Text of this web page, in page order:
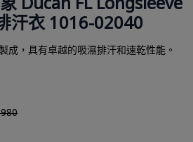
Ducan FL Longsleeve
汗衣 1016-02040
成，具有卓越的吸濕排汗和速乾性能。